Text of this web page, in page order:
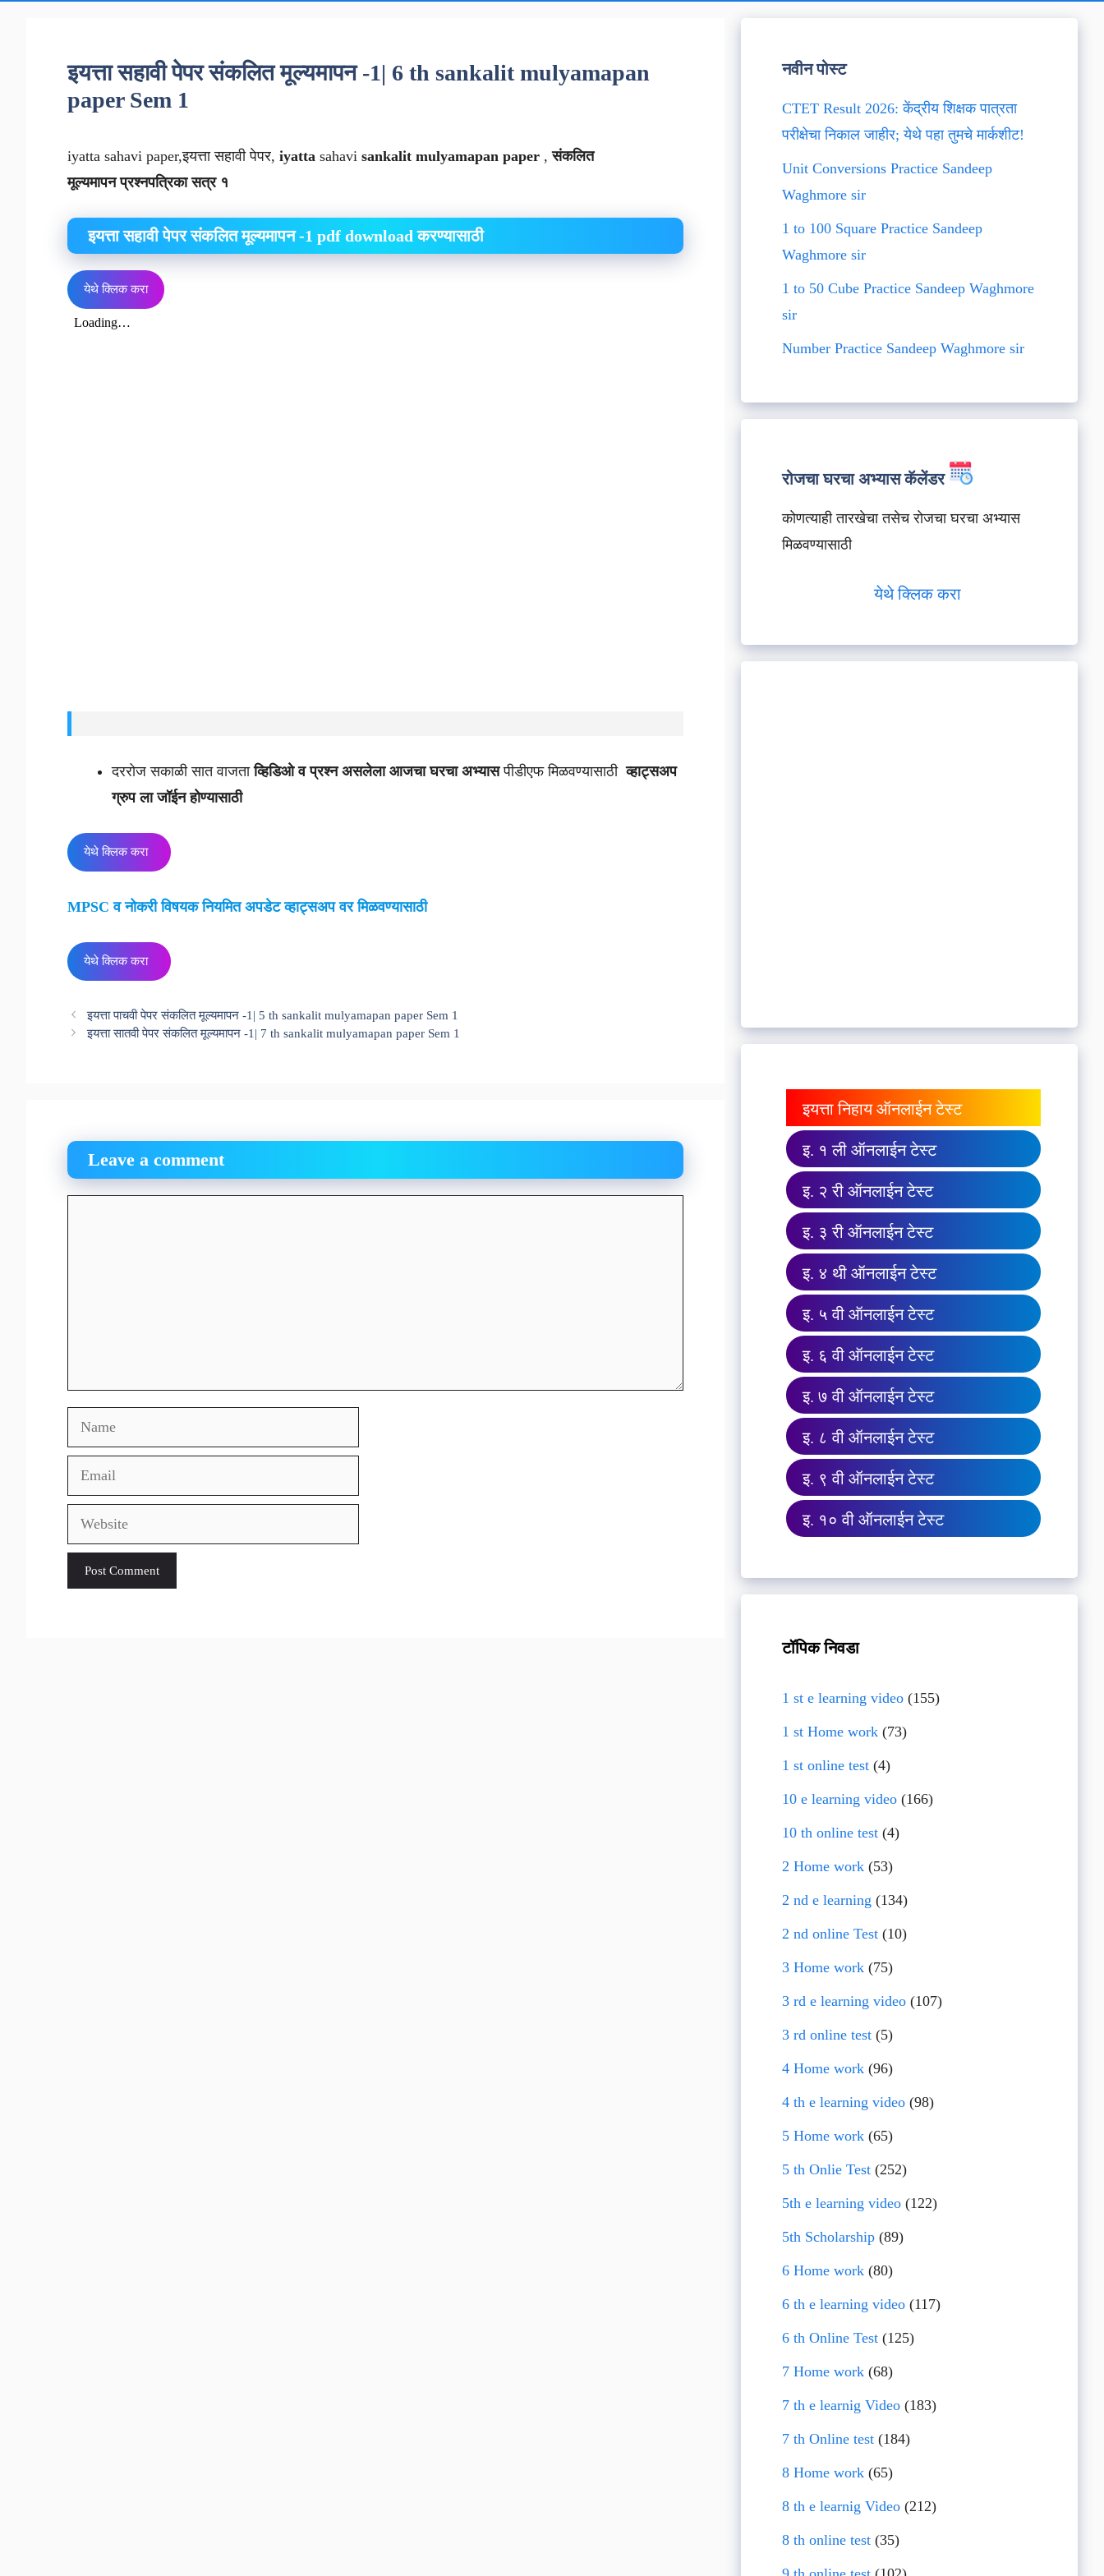
इयत्ता सहावी पेपर संकलित मूल्यमापन -1| 6 th sankalit mulyamapan
paper Sem 1
iyatta sahavi paper,इयत्ता सहावी पेपर, iyatta sahavi sankalit mulyamapan paper ,संकलित
मूल्यमापन प्रश्नपत्रिका सत्र १
इयत्तासहावीपेपर संकलित मूल्यमापन -1 pdf download करण्यासाठी
येथे क्लिक करा
दररोज सकाळी सात वाजताव्हिडिओ व प्रश्न असलेला आजचा घरचा अभ्यासपीडीएफ मिळवण्यासाठीव्हाट्सअप
ग्रुप ला जॉईन होण्यासाठी
येथे क्लिक करा
MPSC व नोकरी विषयक नियमित अपडेट व्हाट्सअप वर मिळवण्यासाठी
येथे क्लिक करा
इयत्ता पाचवी पेपर संकलित मूल्यमापन -1| 5 th sankalit mulyamapan paper Sem 1
इयत्ता सातवी पेपर संकलित मूल्यमापन -1| 7 th sankalit mulyamapan paper Sem 1
Leave a comment
Name
Email
Website
नवीन पोस्ट
CTET Result 2026: केंद्रीय शिक्षक पात्रता
परीक्षेचा निकाल जाहीर; येथे पहा तुमचे मार्कशीट!
Unit Conversions Practice Sandeep
Waghmore sir
1 to 100 Square Practice Sandeep
Waghmore sir
1 to 50 Cube Practice Sandeep Waghmore
sir
Number Practice Sandeep Waghmore sir
रोजचा घरचा अभ्यास कॅलेंडर
कोणत्याही तारखेचा तसेच रोजचा घरचा अभ्यास
मिळवण्यासाठी
येथे क्लिक करा
इयत्ता निहाय ऑनलाईन टेस्ट
इ. १ ली ऑनलाईन टेस्ट
इ. २ री ऑनलाईन टेस्ट
इ. ३ री ऑनलाईन टेस्ट
इ. ४ थी ऑनलाईन टेस्ट
इ. ५ वी ऑनलाईन टेस्ट
इ. ६ वी ऑनलाईन टेस्ट
इ. ७ वी ऑनलाईन टेस्ट
इ. ८ वी ऑनलाईन टेस्ट
इ. ९ वी ऑनलाईन टेस्ट
इ. १० वी ऑनलाईन टेस्ट
टॉपिक निवडा
1 st e learning video(155)
1 st Home work(73)
1 st online test(4)
10 e learning video(166)
10 th online test(4)
2 Home work(53)
2 nd e learning (134)
2 nd online Test(10)
3 Home work(75)
3 rd e learning video(107)
3 rd online test(5)
4 Home work(96)
4 th e learning video(98)
5 Home work(65)
5 th Onlie Test(252)
5th e learning video(122)
5th Scholarship(89)
6 Home work(80)
6 th e learning video(117)
6 th Online Test(125)
7 Home work(68)
7 th e learnig Video(183)
7 th Online test(184)
8 Home work(65)
8 th e learnig Video(212)
8 th online test(35)